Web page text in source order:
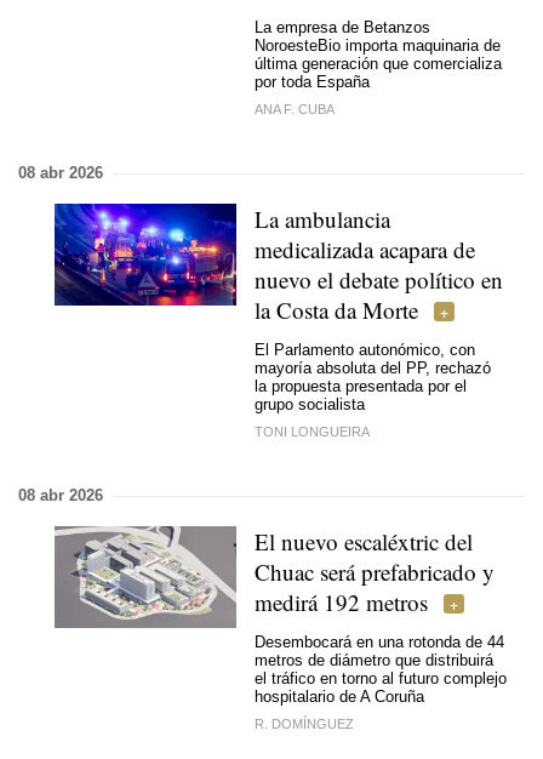
La empresa de Betanzos
NoroesteBio importa maquinaria de
última generación que comercializa
por toda España
ANA F. CUBA
08 abr 2026
La ambulancia
medicalizada acapara de
nuevo el debate político en
la Costa da Morte
El Parlamento autonómico, con
mayoría absoluta del PP, rechazó
la propuesta presentada por el
grupo socialista
TONI LONGUEIRA
08 abr 2026
El nuevo escaléxtric del
Chuac será prefabricado y
medirá 192 metros
Desembocará en una rotonda de 44
metros de diámetro que distribuirá
el tráfico en torno al futuro complejo
hospitalario de A Coruña
R. DOMÍNGUEZ